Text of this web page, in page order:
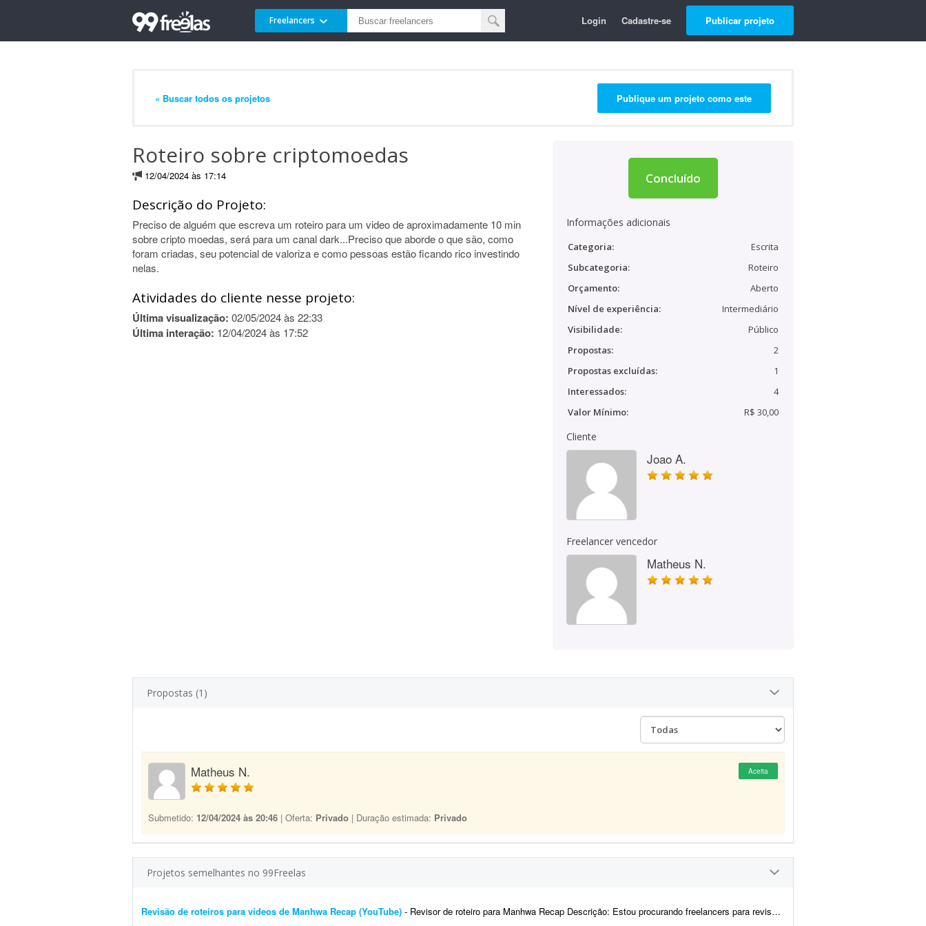
Freelancers Login Cadastre-se Publicar projeto
« Buscar todos os projetos Publique um projeto como este
Roteiro sobre criptomoedas
12/04/2024 às 17:14
Descrição do Projeto:
Preciso de alguém que escreva um roteiro para um video de aproximadamente 10 min
sobre cripto moedas, será para um canal dark...Preciso que aborde o que são, como
foram criadas, seu potencial de valoriza e como pessoas estão ficando rico investindo
nelas.
Atividades do cliente nesse projeto:
Última visualização: 02/05/2024 às 22:33
Última interação: 12/04/2024 às 17:52
Concluído
Informações adicionais
Categoria:
Escrita
Subcategoria:
Roteiro
Orçamento:
Aberto
Nível de experiência:
Intermediário
Visibilidade:
Público
Propostas:
2
Propostas excluídas:
1
Interessados:
4
Valor Mínimo:
R$ 30,00
Cliente
Joao A.
Freelancer vencedor
Matheus N.
Propostas (1)
Matheus N. Aceita
Submetido: 12/04/2024 às 20:46 | Oferta: Privado | Duração estimada: Privado
Projetos semelhantes no 99Freelas
Revisão de roteiros para vídeos de Manhwa Recap (YouTube) - Revisor de roteiro para Manhwa Recap Descrição: Estou procurando freelancers para revisar roteiros de vídeos de Manhwa Recap. O trabalho será revisar o roteiro j&aacu...